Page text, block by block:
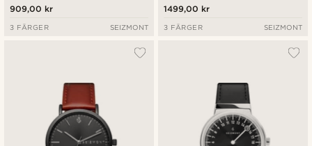
909,00 kr
3 FÄRGER SEIZMONT
1499,00 kr
3 FÄRGER SEIZMONT